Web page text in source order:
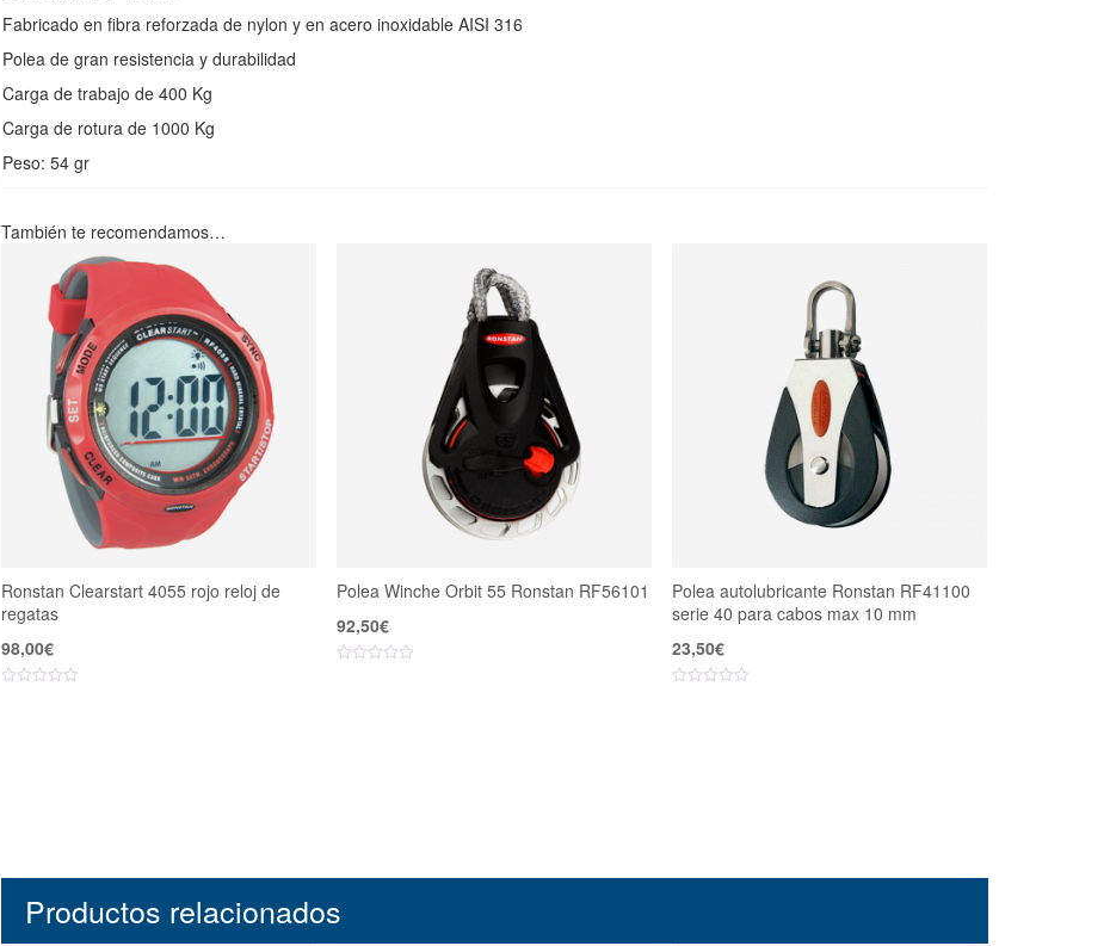
Fabricado en fibra reforzada de nylon y en acero inoxidable AISI 316
Polea de gran resistencia y durabilidad
Carga de trabajo de 400 Kg
Carga de rotura de 1000 Kg
Peso: 54 gr
También te recomendamos…
Ronstan Clearstart 4055 rojo reloj de
regatas
98,00€
Polea Winche Orbit 55 Ronstan RF56101
92,50€
Polea autolubricante Ronstan RF41100
serie 40 para cabos max 10 mm
23,50€
Productos relacionados